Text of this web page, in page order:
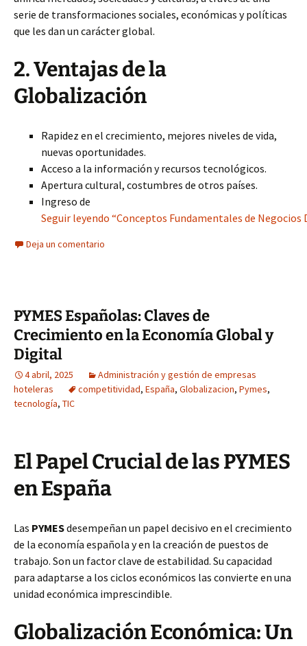
serie de transformaciones sociales, económicas y políticas
que les dan un carácter global.
2. Ventajas de la
Globalización
Rapidez en el crecimiento, mejores niveles de vida,
nuevas oportunidades.
Acceso a la información y recursos tecnológicos.
Apertura cultural, costumbres de otros países.
Ingreso de
Seguir leyendo “Conceptos Fundamentales de
Deja un comentario
PYMES Españolas: Claves de
Crecimiento en la Economía Global y
Digital
4 abril, 2025
Administración y gestión de empresas
hoteleras
competitividad, España, Globalizacion, Pymes,
tecnología, TIC
El Papel Crucial de las PYMES
en España
Las PYMESdesempeñan un papel decisivo en el crecimiento
de la economía española y en la creación de puestos de
trabajo. Son un factor clave de estabilidad. Su capacidad
para adaptarse a los ciclos económicos las convierte en una
unidad económica imprescindible.
Globalización Económica: Un